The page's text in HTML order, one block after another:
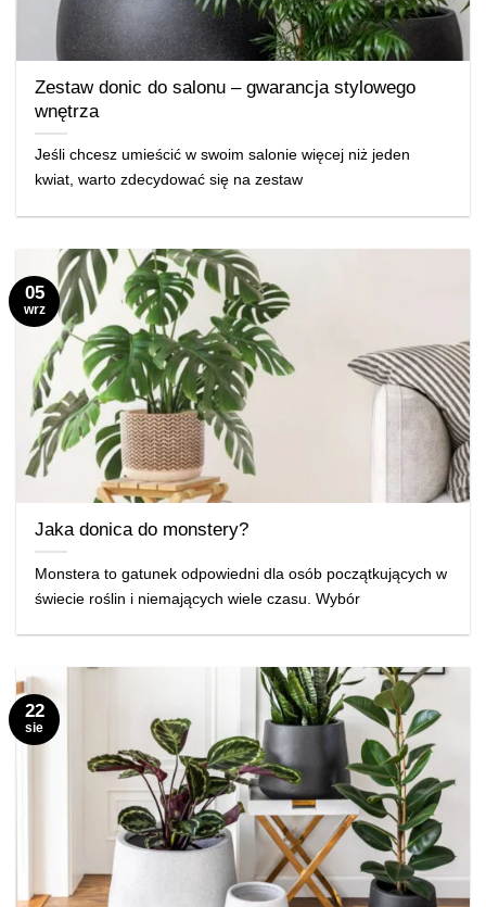
Zestaw donic do salonu – gwarancja stylowego
wnętrza
Jeśli chcesz umieścić w swoim salonie więcej niż jeden
kwiat, warto zdecydować się na zestaw
Jaka donica do monstery?
Monstera to gatunek odpowiedni dla osób początkujących w
świecie roślin i niemających wiele czasu. Wybór
05
wrz
22
sie